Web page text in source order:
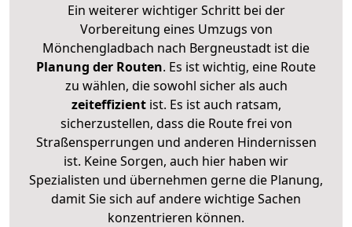
Ein weiterer wichtiger Schritt bei der
Vorbereitung eines Umzugs von
Mönchengladbach nach Bergneustadt ist die
Planung der Routen. Es ist wichtig, eine Route
zu wählen, die sowohl sicher als auch
zeiteffizientist. Es ist auch ratsam,
sicherzustellen, dass die Route frei von
Straßensperrungen und anderen Hindernissen
ist. Keine Sorgen, auch hier haben wir
Spezialisten und übernehmen gerne die Planung,
damit Sie sich auf andere wichtige Sachen
konzentrieren können.